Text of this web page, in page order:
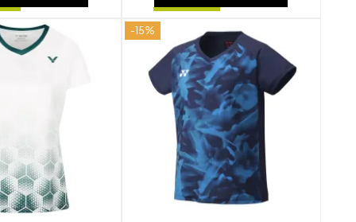
-15%
favorite_border